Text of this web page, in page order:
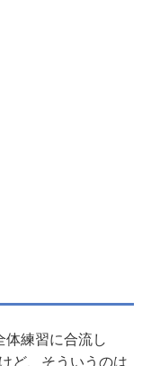
練習に合流し
ど、そういうのは